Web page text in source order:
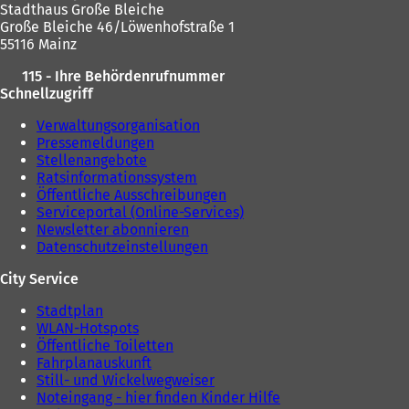
Stadthaus Große Bleiche
Große Bleiche 46/Löwenhofstraße 1
55116 Mainz
115 - Ihre Behördenrufnummer
Schnellzugriff
Verwaltungsorganisation
Pressemeldungen
Stellenangebote
Ratsinformationssystem
Öffentliche Ausschreibungen
Serviceportal (Online-Services)
Newsletter abonnieren
Datenschutzeinstellungen
City Service
Stadtplan
WLAN-Hotspots
Öffentliche Toiletten
Fahrplanauskunft
Still- und Wickelwegweiser
Noteingang - hier finden Kinder Hilfe